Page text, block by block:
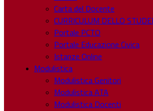
Carta del Docente
CURRICULUM DELLO
Portale PCTO
Portale Educazione Civica
Istanze Online
Modulistica
Modulistica Genitori
Modulistica ATA
Modulistica Docenti